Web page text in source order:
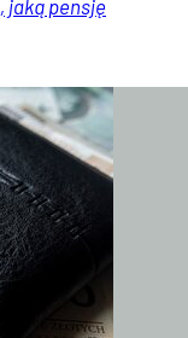
jaką pensję